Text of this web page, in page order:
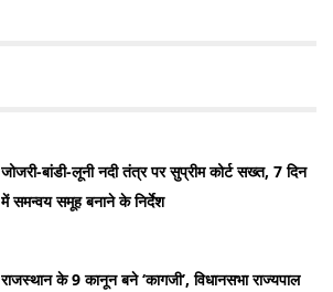
जोजरी-बांडी-लूनी नदी तंत्र पर सुप्रीम कोर्ट सख्त, 7 दिन
में समन्वय समूह बनाने के निर्देश
राजस्थान के 9 कानून बने ‘कागजी’, विधानसभा राज्यपाल